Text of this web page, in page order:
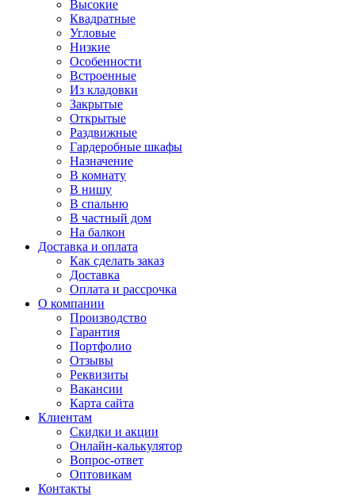
Высокие
Квадратные
Угловые
Низкие
Особенности
Встроенные
Из кладовки
Закрытые
Открытые
Раздвижные
Гардеробные шкафы
Назначение
В комнату
В нишу
В спальню
В частный дом
На балкон
Доставка и оплата
Как сделать заказ
Доставка
Оплата и рассрочка
О компании
Производство
Гарантия
Портфолио
Отзывы
Реквизиты
Вакансии
Карта сайта
Клиентам
Скидки и акции
Онлайн-калькулятор
Вопрос-ответ
Оптовикам
Контакты